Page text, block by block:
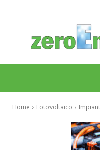
Home Fotovoltaico